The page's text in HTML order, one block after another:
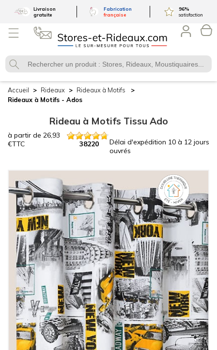
Livraison
gratuite
Fabrication
française
96%
satisfaction
Accueil Rideaux
Rideaux à Motifs
Rideaux à Motifs - Ados
Rideau à Motifs Tissu Ado
à partir de 26,93
€TTC 38220 Délai d'expédition 10 à 12 jours
ouvrés